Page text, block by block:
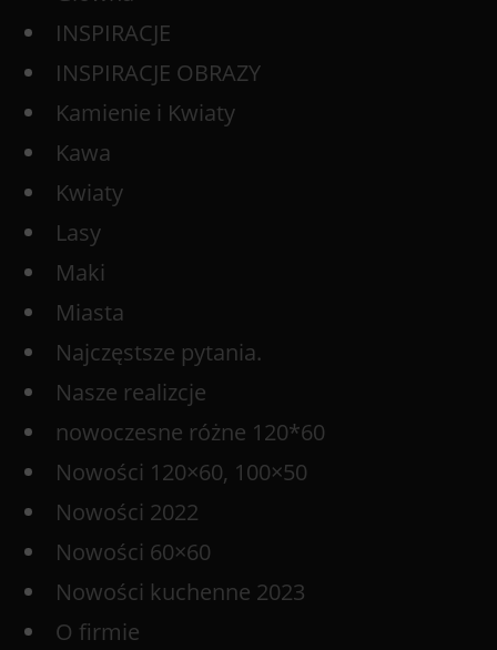
INSPIRACJE
INSPIRACJE OBRAZY
Kamienie i Kwiaty
Kawa
Kwiaty
Lasy
Maki
Miasta
Najczęstsze pytania.
Nasze realizcje
nowoczesne różne 120*60
Nowości 120×60, 100×50
Nowości 2022
Nowości 60×60
Nowości kuchenne 2023
O firmie